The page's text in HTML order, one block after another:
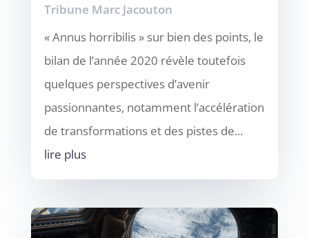
Tribune Marc Jacouton
« Annus horribilis » sur bien des points, le
bilan de l’année 2020 révèle toutefois
quelques perspectives d’avenir
passionnantes, notamment l’accélération
de transformations et des pistes de...
lire plus